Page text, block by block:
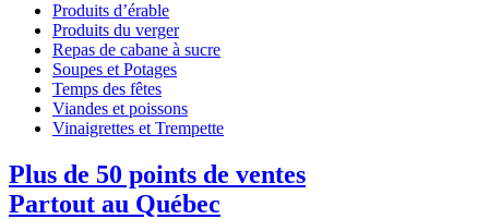
Produits d’érable
Produits du verger
Repas de cabane à sucre
Soupes et Potages
Temps des fêtes
Viandes et poissons
Vinaigrettes et Trempette
Plus de 50 points de ventes
Partout au Québec